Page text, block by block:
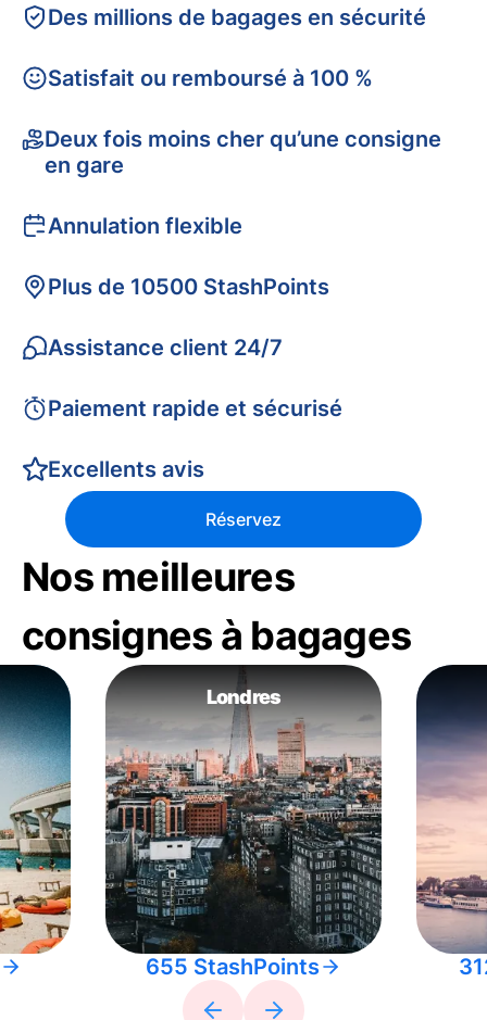
Des millions de bagages en sécurité
Satisfait ou remboursé à 100 %
Deux fois moins cher qu’une consigne
en gare
Annulation flexible
Plus de 10500 StashPoints
Assistance client 24/7
Paiement rapide et sécurisé
Excellents avis
Réservez
Nos meilleures
consignes à bagages
Londres
655 StashPoints